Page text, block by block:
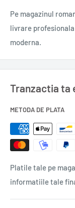
Pe magazinul
livrare
moderna.
Tranzactia ta
METODA DE PLATA
Platile tale pe
informatiile tale